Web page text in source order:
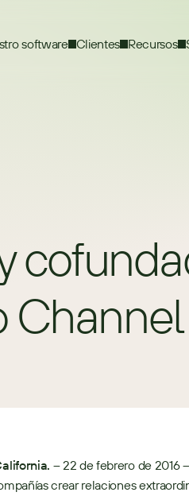
software Clientes Recursos
– 22 de febrero de 2016
crear relaciones